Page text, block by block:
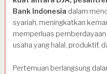
Bank Indonesia dalam
syariah, meningkatkan
memperluas
usaha yang halal, produktif,
Pertemuan berlangsung